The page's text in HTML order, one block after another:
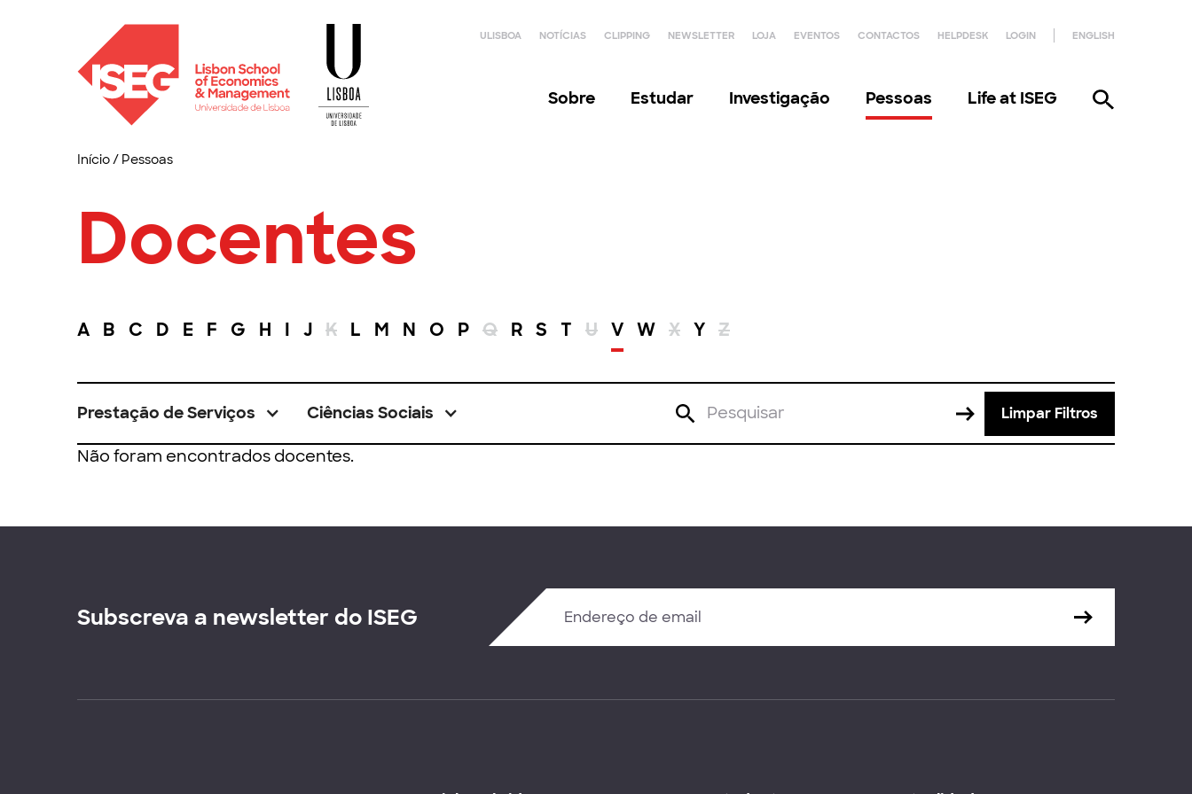
ULISBOA NOTÍCIAS CLIPPING NEWSLETTER LOJA EVENTOS CONTACTOS HELPDESK LOGIN ENGLISH
Sobre Estudar Investigação Pessoas Life at ISEG
Início/ Pessoas
Docentes
A B C D E F G H I J K L M N O P Q R S T U V W X Y Z
Prestação de Serviços Ciências Sociais Limpar Filtros
Não foram encontrados docentes.
Subscreva a newsletter do ISEG